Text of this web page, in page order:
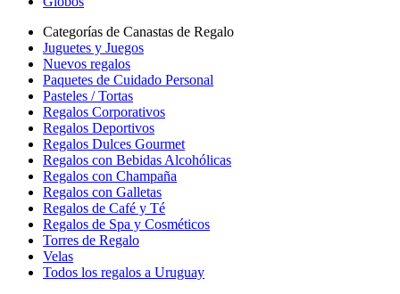
Categorías de Canastas de Regalo
Juguetes y Juegos
Nuevos regalos
Paquetes de Cuidado Personal
Pasteles / Tortas
Regalos Corporativos
Regalos Deportivos
Regalos Dulces Gourmet
Regalos con Bebidas Alcohólicas
Regalos con Champaña
Regalos con Galletas
Regalos de Café y Té
Regalos de Spa y Cosméticos
Torres de Regalo
Velas
Todos los regalos a Uruguay